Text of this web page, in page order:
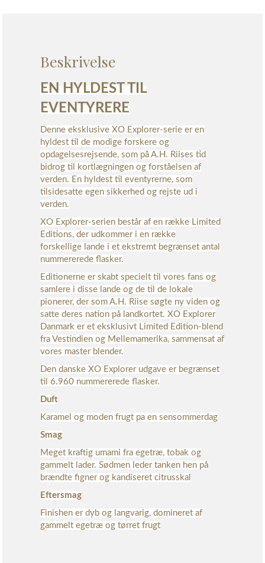
Beskrivelse
EN HYLDEST TIL
EVENTYRERE
Denne eksklusive XO Explorer-serie er en
hyldest til de modige forskere og
opdagelsesrejsende, som på A.H. Riises tid
bidrog til kortlægningen og forståelsen af
verden. En hyldest til eventyrerne, som
tilsidesatte egen sikkerhed og rejste ud i
verden.
XO Explorer-serien består af en række Limited
Editions, der udkommer i en række
forskellige lande i et ekstremt begrænset antal
nummererede flasker.
Editionerne er skabt specielt til vores fans og
samlere i disse lande og de til de lokale
pionerer, der som A.H. Riise søgte ny viden og
satte deres nation på landkortet. XO Explorer
Danmark er et eksklusivt Limited Edition-blend
fra Vestindien og Mellemamerika, sammensat af
vores master blender.
Den danske XO Explorer udgave er begrænset
til 6.960 nummererede flasker.
Duft
Karamel og moden frugt pa en sensommerdag
Smag
Meget kraftig umami fra egetræ, tobak og
gammelt lader. Sødmen leder tanken hen på
brændte figner og kandiseret citrusskal
Eftersmag
Finishen er dyb og langvarig, domineret af
gammelt egetræ og tørret frugt